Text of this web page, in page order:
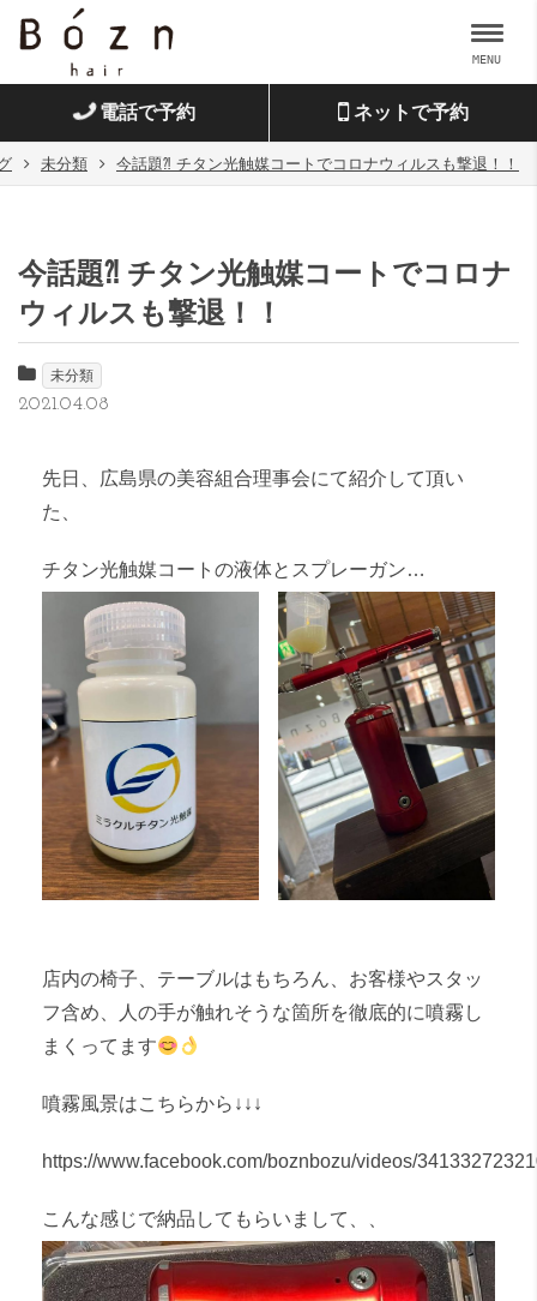
電話で予約 ネットで予約
未分類 今話題⁈ チタン光触媒コートでコロナウィルスも撃退！！
今話題⁈ チタン光触媒コートでコロナ
ウィルスも撃退！！
未分類
2021.04.08
先日、広島県の美容組合理事会にて紹介して頂い
た、
チタン光触媒コートの液体とスプレーガン…
店内の椅子、テーブルはもちろん、お客様やスタッ
フ含め、人の手が触れそうな箇所を徹底的に噴霧し
まくってます
噴霧風景はこちらから↓↓↓
https://www.facebook.com/boznbozu/videos/
こんな感じで納品してもらいまして、、
MENU